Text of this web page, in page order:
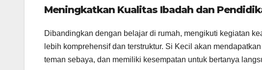
Meningkatkan Kualitas Ibadah dan
Dibandingkan dengan belajar di rumah, mengikuti kegiatan
lebih komprehensif dan terstruktur. Si Kecil akan
teman sebaya, dan memiliki kesempatan untuk bertanya